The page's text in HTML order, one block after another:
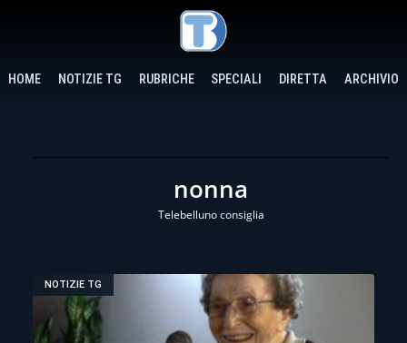
HOME NOTIZIE TG RUBRICHE SPECIALI DIRETTA ARCHIVIO
nonna
Telebelluno consiglia
NOTIZIE TG